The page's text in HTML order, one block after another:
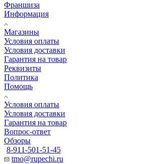
Франшиза
Информация
Магазины
Условия оплаты
Условия доставки
Гарантия на товар
Реквизиты
Политика
Помощь
Условия оплаты
Условия доставки
Гарантия на товар
Вопрос-ответ
Обзоры
8-911-501-51-45
tmo@rupechi.ru